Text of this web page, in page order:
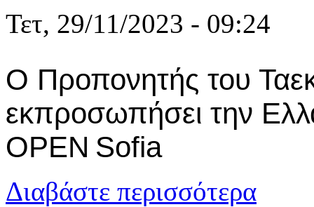
Τετ, 29/11/2023 - 09:24
Ο Προπονητής του
εκπροσωπήσει την
OPEN Sofia
Διαβάστε περισσότερα